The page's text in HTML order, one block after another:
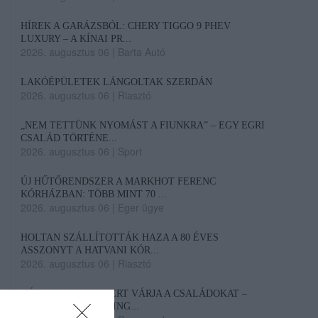
HÍREK A GARÁZSBÓL: CHERY TIGGO 9 PHEV
LUXURY – A KÍNAI PR...
2026. augusztus 06 Barta Autó
LAKÓÉPÜLETEK LÁNGOLTAK SZERDÁN
2026. augusztus 06 Riasztó
„NEM TETTÜNK NYOMÁST A FIUNKRA” – EGY EGRI
CSALÁD TÖRTÉNE...
2026. augusztus 06 Sport
ÚJ HŰTŐRENDSZER A MARKHOT FERENC
KÓRHÁZBAN: TÖBB MINT 70 ...
2026. augusztus 06 Eger ügye
HOLTAN SZÁLLÍTOTTÁK HAZA A 80 ÉVES
ASSZONYT A HATVANI KÓR...
2026. augusztus 06 Riasztó
GÁRDONYI MESEKERT VÁRJA A CSALÁDOKAT –
HÁROM NAPON ÁT ING...